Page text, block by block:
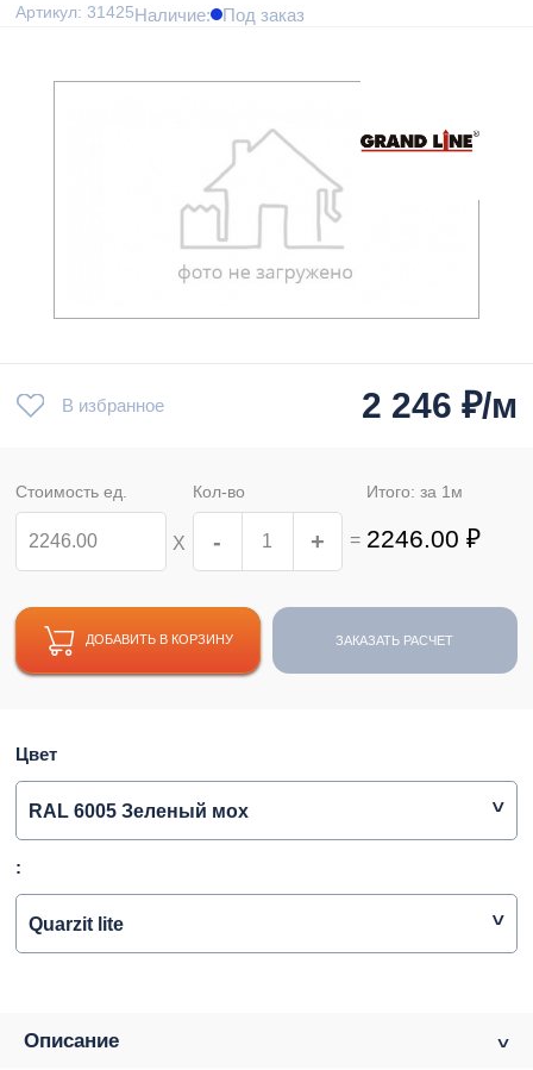
Артикул: 31425Наличие: Под заказ
В избранное 2 246 ₽/м
Стоимость ед.
Х
Кол-во
- + =
Итого: за 1 м
2246.00 ₽
ДОБАВИТЬ В КОРЗИНУ ЗАКАЗАТЬ РАСЧЕТ
Цвет
RAL 6005 Зеленый мох
:
Quarzit lite
Описание